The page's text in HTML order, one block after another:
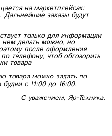
на маркетплейсах:
заказы будут
только для информации
нем делать можно, но
после оформления
телефону, чтоб обговорить
товара.
товара можно задать по
будни с 11:00 до 16:00.
С уважением, Яр-Техника.